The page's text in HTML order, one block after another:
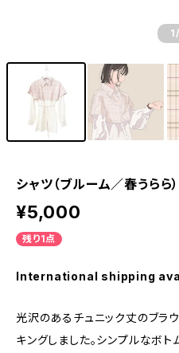
1
シャツ（ブルーム／春うらら）
¥5,000
残り1点
International shipping
光沢のあるチュニック丈のブラウ
キングしました。シンプルなボ